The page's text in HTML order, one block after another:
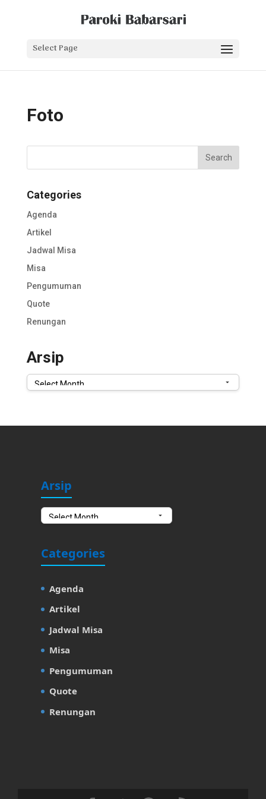
Select Page
Foto
Categories
Agenda
Artikel
Jadwal Misa
Misa
Pengumuman
Quote
Renungan
Arsip
Arsip
ArsipArsip
Categories
Agenda
Artikel
Jadwal Misa
Misa
Pengumuman
Quote
Renungan